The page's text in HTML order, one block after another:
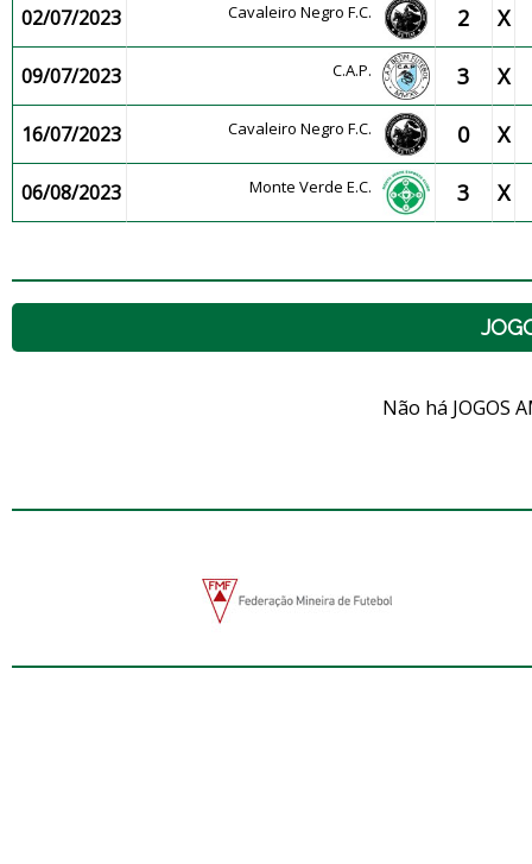
02/07/2023
Cavaleiro Negro F.C. 2 X
09/07/2023 C.A.P. 3 X
16/07/2023 Cavaleiro Negro F.C. 0 X
06/08/2023 Monte Verde E.C. 3 X
Não há JOGOS